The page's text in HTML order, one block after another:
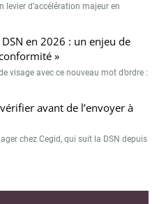
levier d’accélération majeur en
DSN en 2026 : un enjeu de
»
visage avec ce nouveau mot d’ordre :
avant de l’envoyer à
chez Cegid, qui suit la DSN depuis